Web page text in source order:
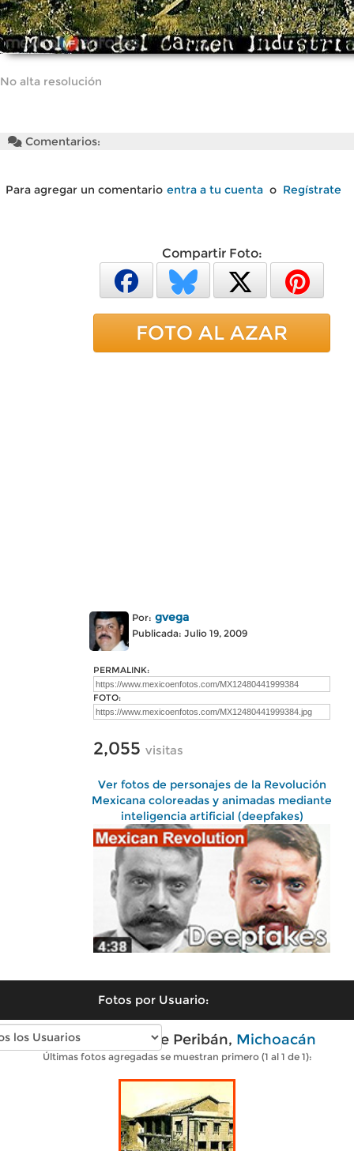
No alta resolución
Comentarios:
Para agregar un comentario entra a tu cuenta o Regístrate
Compartir Foto:
FOTO AL AZAR
Por: gvega
Publicada: Julio 19, 2009
PERMALINK:
FOTO:
2,055 visitas
Ver fotos de personajes de la Revolución
Mexicana coloreadas y animadas mediante
inteligencia artificial (deepfakes)
Fotos por Usuario:
Fotos antiguas de Peribán, Michoacán
Últimas fotos agregadas se muestran primero (1 al 1 de 1):